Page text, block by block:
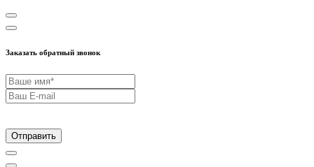
Заказать обратный звонок
Отправить